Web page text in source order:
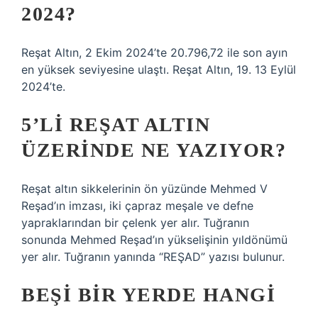
2024?
Reşat Altın, 2 Ekim 2024’te 20.796,72 ile son ayın
en yüksek seviyesine ulaştı. Reşat Altın, 19. 13 Eylül
2024’te.
5’LI REŞAT ALTIN
ÜZERINDE NE YAZIYOR?
Reşat altın sikkelerinin ön yüzünde Mehmed V
Reşad’ın imzası, iki çapraz meşale ve defne
yapraklarından bir çelenk yer alır. Tuğranın
sonunda Mehmed Reşad’ın yükselişinin yıldönümü
yer alır. Tuğranın yanında “REŞAD” yazısı bulunur.
BEŞI BIR YERDE HANGI